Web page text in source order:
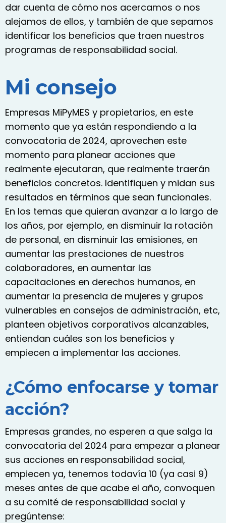
dar cuenta de cómo nos acercamos o nos
alejamos de ellos, y también de que sepamos
identificar los beneficios que traen nuestros
programas de responsabilidad social.
Mi consejo
Empresas MiPyMES y propietarios, en este
momento que ya están respondiendo a la
convocatoria de 2024, aprovechen este
momento para planear acciones que
realmente ejecutaran, que realmente traerán
beneficios concretos. Identifiquen y midan sus
resultados en términos que sean funcionales.
En los temas que quieran avanzar a lo largo de
los años, por ejemplo, en disminuir la rotación
de personal, en disminuir las emisiones, en
aumentar las prestaciones de nuestros
colaboradores, en aumentar las
capacitaciones en derechos humanos, en
aumentar la presencia de mujeres y grupos
vulnerables en consejos de administración, etc,
planteen objetivos corporativos alcanzables,
entiendan cuáles son los beneficios y
empiecen a implementar las acciones.
¿Cómo enfocarse y tomar
acción?
Empresas grandes, no esperen a que salga la
convocatoria del 2024 para empezar a planear
sus acciones en responsabilidad social,
empiecen ya, tenemos todavía 10 (ya casi 9)
meses antes de que acabe el año, convoquen
a su comité de responsabilidad social y
pregúntense: